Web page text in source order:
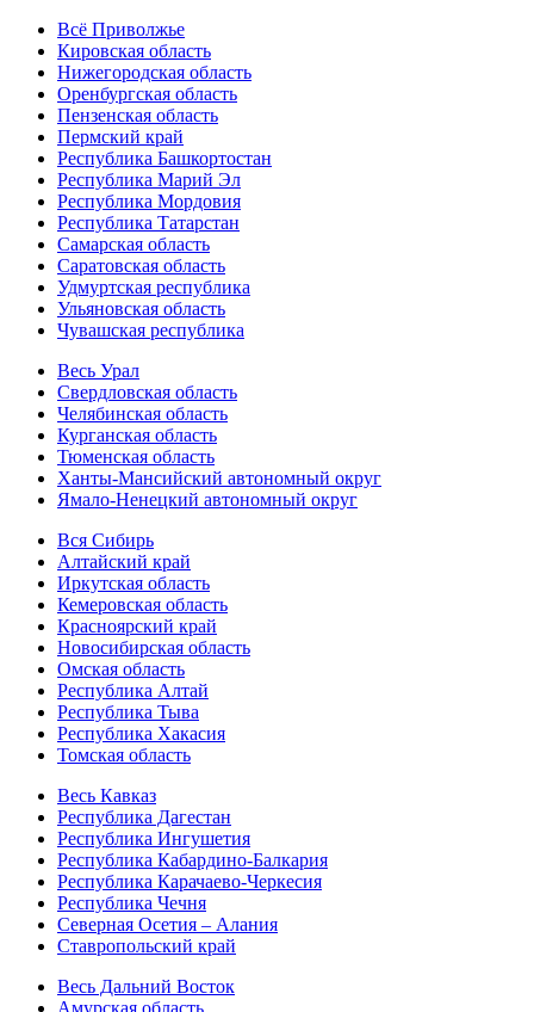
Всё Приволжье
Кировская область
Нижегородская область
Оренбургская область
Пензенская область
Пермский край
Республика Башкортостан
Республика Марий Эл
Республика Мордовия
Республика Татарстан
Самарская область
Саратовская область
Удмуртская республика
Ульяновская область
Чувашская республика
Весь Урал
Свердловская область
Челябинская область
Курганская область
Тюменская область
Ханты-Мансийский автономный округ
Ямало-Ненецкий автономный округ
Вся Сибирь
Алтайский край
Иркутская область
Кемеровская область
Красноярский край
Новосибирская область
Омская область
Республика Алтай
Республика Тыва
Республика Хакасия
Томская область
Весь Кавказ
Республика Дагестан
Республика Ингушетия
Республика Кабардино-Балкария
Республика Карачаево-Черкесия
Республика Чечня
Северная Осетия – Алания
Ставропольский край
Весь Дальний Восток
Амурская область